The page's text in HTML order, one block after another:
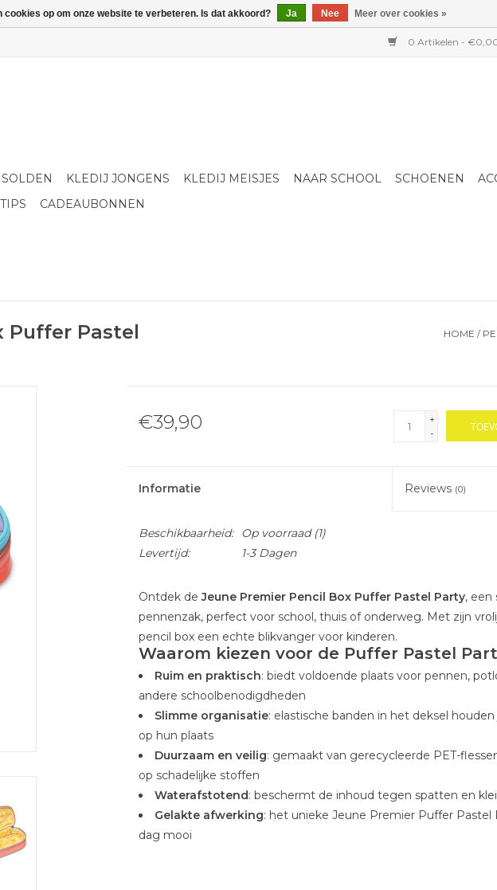
0 Artikelen -
SOLDEN KLEDIJ JONGENS KLEDIJ MEISJES NAAR SCHOOL SCHOENEN
CADEAUBONNEN
Puffer Pastel
HOME /
€39,90
+
-
Informatie Reviews (0)
Beschikbaarheid: Op voorraad(1)
Levertijd:
1-3 Dagen
Ontdek deJeune Premier Pencil Box Puffer Pastel Party, een
pennenzak, perfect voor school, thuis of onderweg. Met zijn
pencil box een echte blikvanger voor kinderen.
Waarom kiezen voor de Puffer Pastel
Ruim en praktisch: biedt voldoende plaats voor pennen,
andere schoolbenodigdheden
Slimme organisatie: elastische banden in het deksel
op hun plaats
Duurzaam en veilig: gemaakt van gerecycleerde PET-
op schadelijke stoffen
Waterafstotend: beschermt de inhoud tegen spatten en
Gelakte afwerking: het unieke Jeune Premier Puffer Pastel
dag mooi
cookies op om onze website te verbeteren. Is dat akkoord? Ja Nee Meer over cookies »